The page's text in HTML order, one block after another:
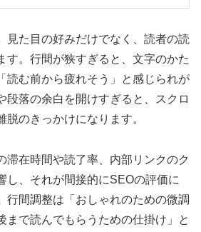
見た目の好みだけでなく、読者の読
す。行間が狭すぎると、文字のかた
読む前から疲れそう」と感じられが
段落の余白を開けすぎると、スクロ
脱のきっかけになります。
滞在時間や読了率、内部リンクのク
し、それが間接的にSEOの評価に
行間調整は「おしゃれのための微調
まで読んでもらうための仕掛け」と